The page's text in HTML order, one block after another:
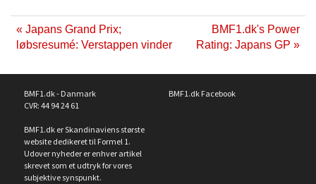
« Japans Grand Prix;
løbsresumé: Verstappen vinder
BMF1.dk's Power
Rating: Japans GP »
BMF1.dk - Danmark
CVR: 44 94 24 61
BMF1.dk er Skandinaviens største
website dedikeret til Formel 1.
Udover nyheder er enhver artikel
skrevet som et udtryk for vores
subjektive synspunkt.
BMF1.dk Facebook